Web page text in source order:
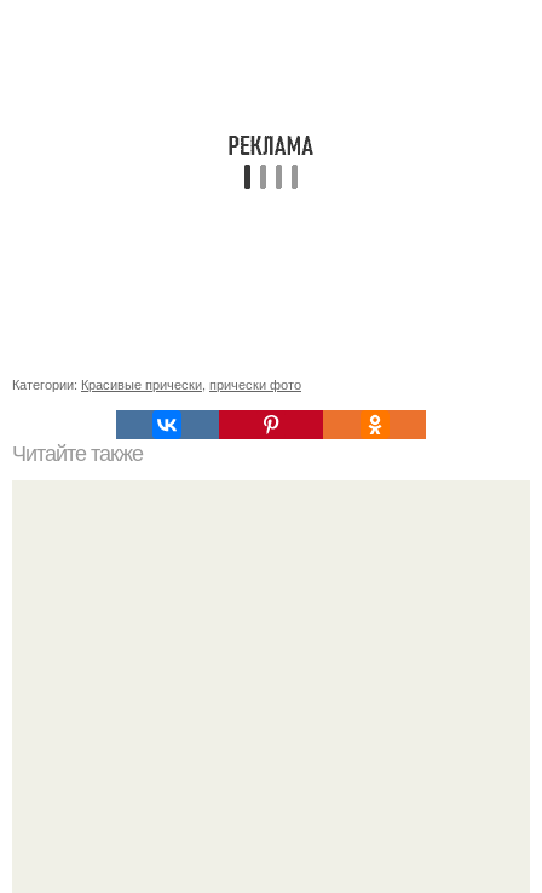
Категории: Красивые прически прически фото
Читайте также